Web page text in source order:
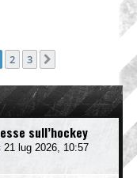
2 3
sull’hockey
21 lug 2026, 10:57